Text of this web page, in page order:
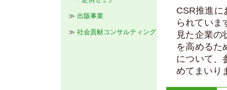
≫ 出版事業
≫ 社会貢献コンサルティング
CSR推進に
られていま
見た企業の
を高めるた
について、
めてまいり